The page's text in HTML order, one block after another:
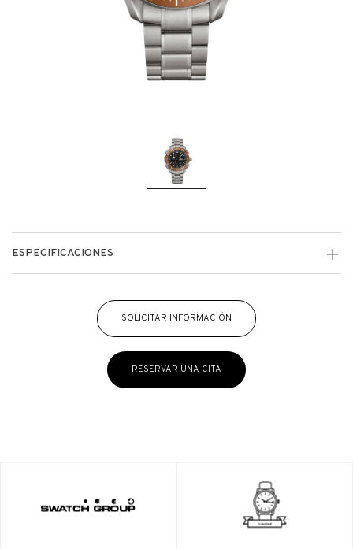
ESPECIFICACIONES
SOLICITAR INFORMACIÓN
RESERVAR UNA CITA